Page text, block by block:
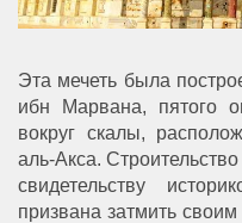
Эта мечеть была
ибн Марвана, пятого
вокруг скалы,
аль-Акса.
свидетельству
призвана затмить